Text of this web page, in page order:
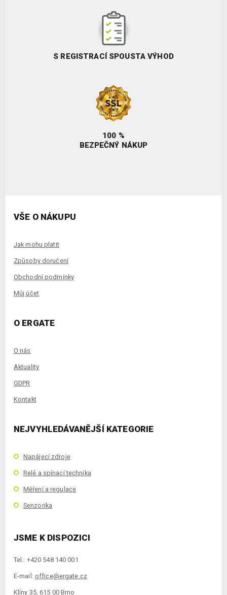
S REGISTRACÍ SPOUSTA VÝHOD
100 %
BEZPEČNÝ NÁKUP
VŠE O NÁKUPU
Jak mohu platit
Způsoby doručení
Obchodní podmínky
Můj účet
O ERGATE
O nás
Aktuality
GDPR
Kontakt
NEJVYHLEDÁVANĚJŠÍ KATEGORIE
Napájecí zdroje
Relé a spínací technika
Měření a regulace
Senzorika
JSME K DISPOZICI
Tel.: +420 548 140 001
E-mail: office@ergate.cz
Klíny 35, 615 00 Brno